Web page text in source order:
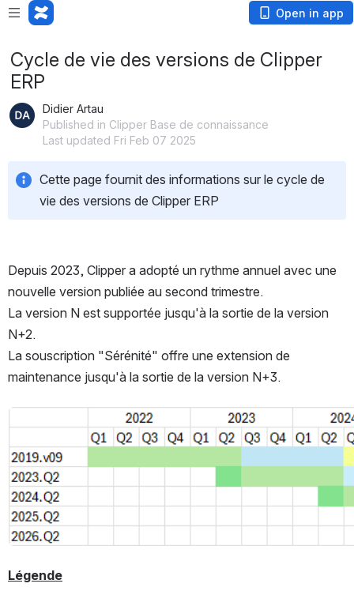
Loading app... Open in app
Cycle de vie des versions de Clipper
ERP
Didier Artau
Published in Clipper Base de connaissance
Last updated Fri Feb 07 2025
Cette page fournit des informations sur le cycle de
vie des versions de Clipper ERP
Depuis 2023, Clipper a adopté un rythme annuel avec une
nouvelle version publiée au second trimestre.
La version N est supportée jusqu'à la sortie de la version
N+2.
La souscription "Sérénité" offre une extension de
maintenance jusqu'à la sortie de la version N+3.
Légende